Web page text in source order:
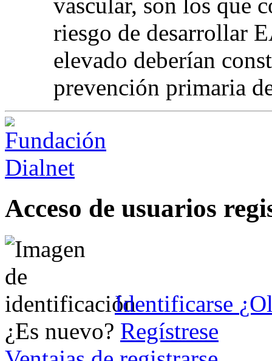
vascular, son los que
riesgo de desarrollar
elevado deberían
prevención primaria
Acceso de usuarios
Identificarse
¿Es nuevo? Regístrese